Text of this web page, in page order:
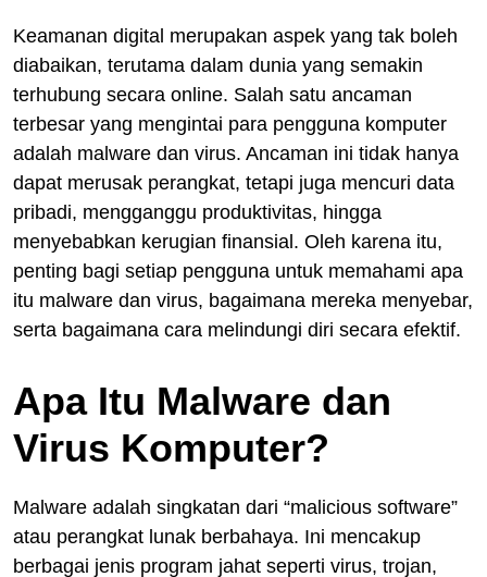
Keamanan digital merupakan aspek yang tak boleh
diabaikan, terutama dalam dunia yang semakin
terhubung secara online. Salah satu ancaman
terbesar yang mengintai para pengguna komputer
adalah malware dan virus. Ancaman ini tidak hanya
dapat merusak perangkat, tetapi juga mencuri data
pribadi, mengganggu produktivitas, hingga
menyebabkan kerugian finansial. Oleh karena itu,
penting bagi setiap pengguna untuk memahami apa
itu malware dan virus, bagaimana mereka menyebar,
serta bagaimana cara melindungi diri secara efektif.
Apa Itu Malware dan
Virus Komputer?
Malware adalah singkatan dari “malicious software”
atau perangkat lunak berbahaya. Ini mencakup
berbagai jenis program jahat seperti virus, trojan,